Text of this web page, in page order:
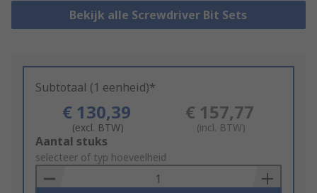
Bekijk alle Screwdriver Bit Sets
Subtotaal (1 eenheid)*
€ 130,39
(excl. BTW)
€ 157,77
(incl. BTW)
Add
to
Basket
Aantal stuks
selecteer of typ hoeveelheid